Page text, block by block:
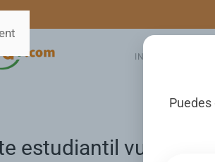
INICIO
estudiantil vuelve a